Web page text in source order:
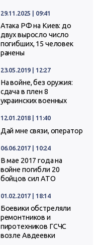
29.11.2025 | 09:41
Атака РФ на Киев: до
двух выросло число
погибших, 15 человек
ранены
23.05.2019 | 12:27
На войне, без оружия:
сдача в плен 8
украинских военных
12.01.2018 | 11:40
Дай мне связи, оператор
06.06.2017 | 10:24
В мае 2017 года на
войне погибли 20
бойцов сил АТО
01.02.2017 | 18:14
Боевики обстреляли
ремонтников и
пиротехников ГСЧС
возле Авдеевки